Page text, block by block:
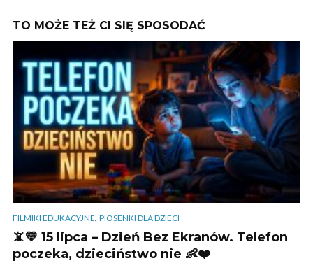
TO MOŻE TEŻ CI SIĘ SPOSODAĆ
FILMIKI EDUKACYJNE, PIOSENKI DLA DZIECI
📵💛 15 lipca – Dzień Bez Ekranów. Telefon
poczeka, dzieciństwo nie 👶❤️